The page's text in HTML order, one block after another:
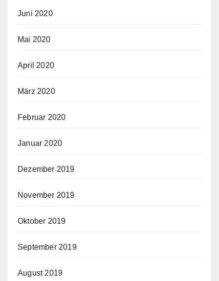
Juni 2020
Mai 2020
April 2020
März 2020
Februar 2020
Januar 2020
Dezember 2019
November 2019
Oktober 2019
September 2019
August 2019